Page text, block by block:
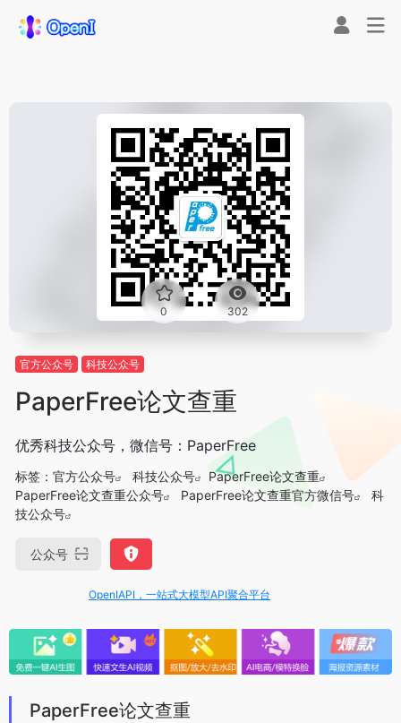
0 302
官方公众号 科技公众号
PaperFree论文查重
优秀科技公众号，微信号：PaperFree
标签： 官方公众号 科技公众号
PaperFree论文查重
PaperFree论文查重公众号
PaperFree论文查重官方微信号
科
技公众号
公众号
OpenIAPI，一站式大模型API聚合平台
PaperFree论文查重